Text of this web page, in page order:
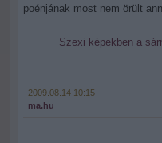
poénjának most nem örült
Szexi képekben a
2009.08.14 10:15
ma.hu